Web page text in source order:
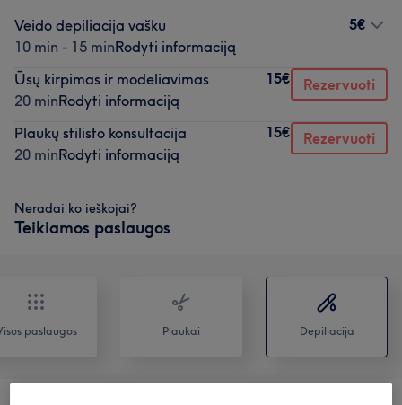
Veido depiliacija vašku
10 min - 15 minRodyti informaciją
5€
Ūsų kirpimas ir modeliavimas
20 minRodyti informaciją
15€ Rezervuoti
Plaukų stilisto konsultacija
20 minRodyti informaciją
15€ Rezervuoti
Neradai ko ieškojai?
Teikiamos paslaugos
paslaugos Plaukai Depiliacija